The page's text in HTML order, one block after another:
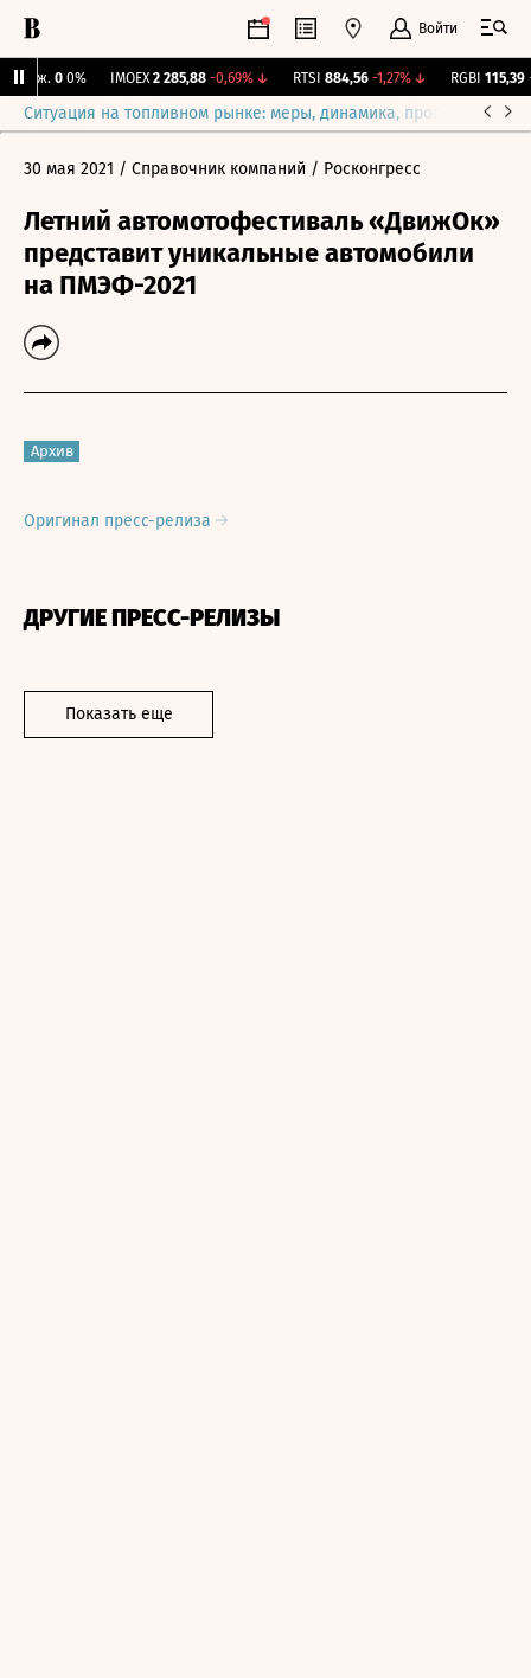
Войти
Бирж. 0 0% IMOEX 2 285,88 -0,69%↓ RTSI 884,56 -1,27%↓ RGBI 115,39
Ситуация на топливном рынке: меры, динамика, прогнозы
30 мая 2021 / Справочник компаний / Росконгресс
Летний автомотофестиваль «ДвижОк»
представит уникальные автомобили
на ПМЭФ-2021
Архив
Оригинал пресс-релиза
ДРУГИЕ ПРЕСС-РЕЛИЗЫ
Показать еще